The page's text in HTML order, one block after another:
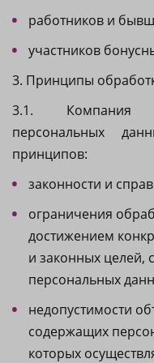
работников и
участников
3. Принципы
3.1. Компания
персональных
принципов:
законности и
ограничения
достижением
и законных целей,
персональных
недопустимости
содержащих
которых